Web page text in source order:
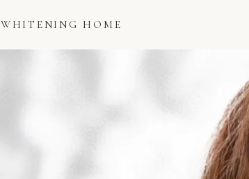
WHITENING HOME